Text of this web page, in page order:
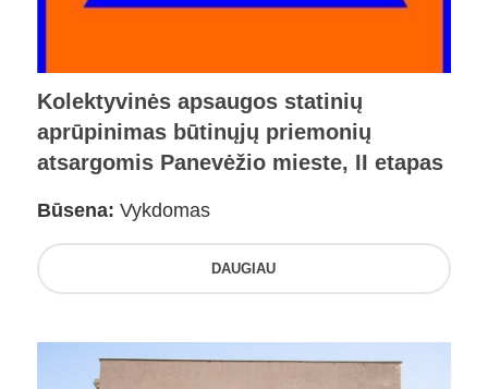
Kolektyvinės apsaugos statinių
aprūpinimas būtinųjų priemonių
atsargomis Panevėžio mieste, II etapas
Būsena: Vykdomas
DAUGIAU